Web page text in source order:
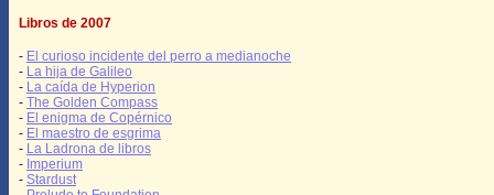
Libros de 2007
- El curioso incidente del perro a medianoche
- La hija de Galileo
- La caída de Hyperion
- The Golden Compass
- El enigma de Copérnico
- El maestro de esgrima
- La Ladrona de libros
- Imperium
- Stardust